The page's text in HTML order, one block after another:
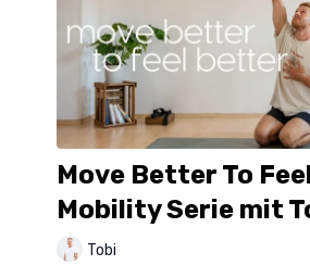
Move Better To
Mobility Serie mit
Tobi